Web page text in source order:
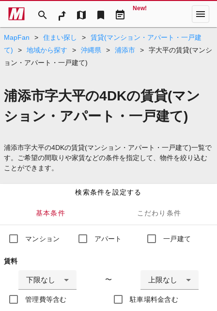
search map bookmark event_note
New! menu
MapFan > 住まい探し >
賃貸(マンション・アパート・一戸建
て)
> 地域から探す > 沖縄県 > 浦添市 >
字大平の賃貸(マンシ
ョン・アパート・一戸建て)
浦添市字大平の4DKの賃貸(マン
ション・アパート・一戸建て)
浦添市字大平の4DKの賃貸(マンション・アパート・一戸建て)一覧で
す。ご希望の間取りや家賃などの条件を指定して、物件を絞り込む
ことができます。
検索条件を設定する
基本条件 こだわり条件
マンション アパート 一戸建て
賃料
下限なし 〜 上限なし
管理費等含む 駐車場料金含む